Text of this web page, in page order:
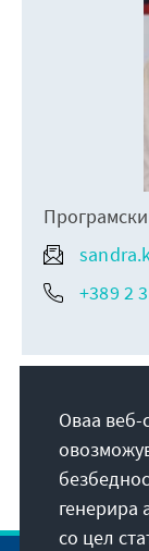
+389 2
Оваа веб-
генерира
со цел